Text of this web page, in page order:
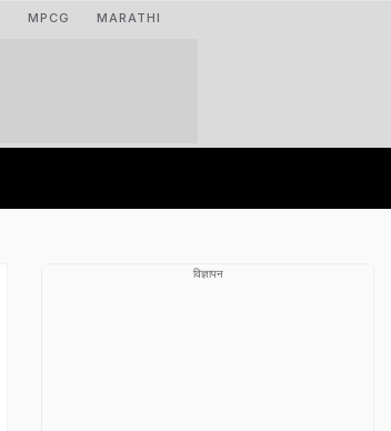
MPCG MARATHI
विज्ञापन